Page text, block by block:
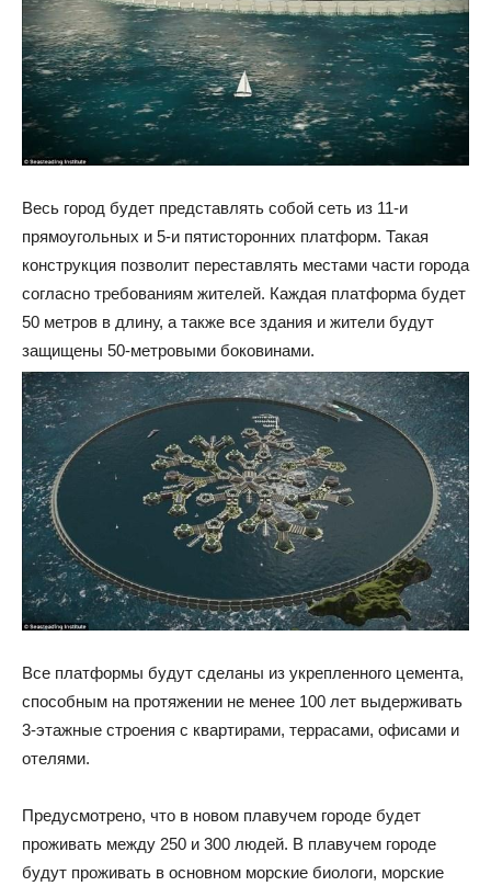
Весь город будет представлять собой сеть из 11-и
прямоугольных и 5-и пятисторонних платформ. Такая
конструкция позволит переставлять местами части города
согласно требованиям жителей. Каждая платформа будет
50 метров в длину, а также все здания и жители будут
защищены 50-метровыми боковинами.
Все платформы будут сделаны из укрепленного цемента,
способным на протяжении не менее 100 лет выдерживать
3-этажные строения с квартирами, террасами, офисами и
отелями.
Предусмотрено, что в новом плавучем городе будет
проживать между 250 и 300 людей. В плавучем городе
будут проживать в основном морские биологи, морские